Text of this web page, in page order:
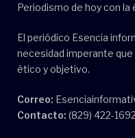
Periodismo de hoy con la
El periódico Esencia
necesidad imperante
ético y objetivo.
Correo:
Contacto: (829) 422-1692